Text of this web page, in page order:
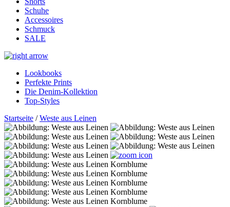
Schuhe
Accessoires
Schmuck
SALE
Lookbooks
Perfekte Prints
Die Denim-Kollektion
Top-Styles
Startseite /Weste aus Leinen